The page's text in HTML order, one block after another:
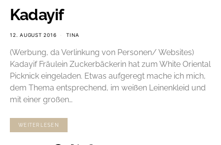
Kadayif
12. AUGUST 2016 TINA
(Werbung, da Verlinkung von Personen/ Websites)
Kadayif Fräulein Zuckerbäckerin hat zum White Oriental
Picknick eingeladen. Etwas aufgeregt mache ich mich,
dem Thema entsprechend, im weißen Leinenkleid und
mit einer großen…
WEITERLESEN